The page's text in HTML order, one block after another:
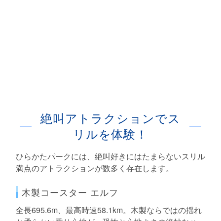
絶叫アトラクションでス
リルを体験！
ひらかたパークには、絶叫好きにはたまらないスリル
満点のアトラクションが数多く存在します。
木製コースター エルフ
全長695.6m、最高時速58.1km。木製ならではの揺れ